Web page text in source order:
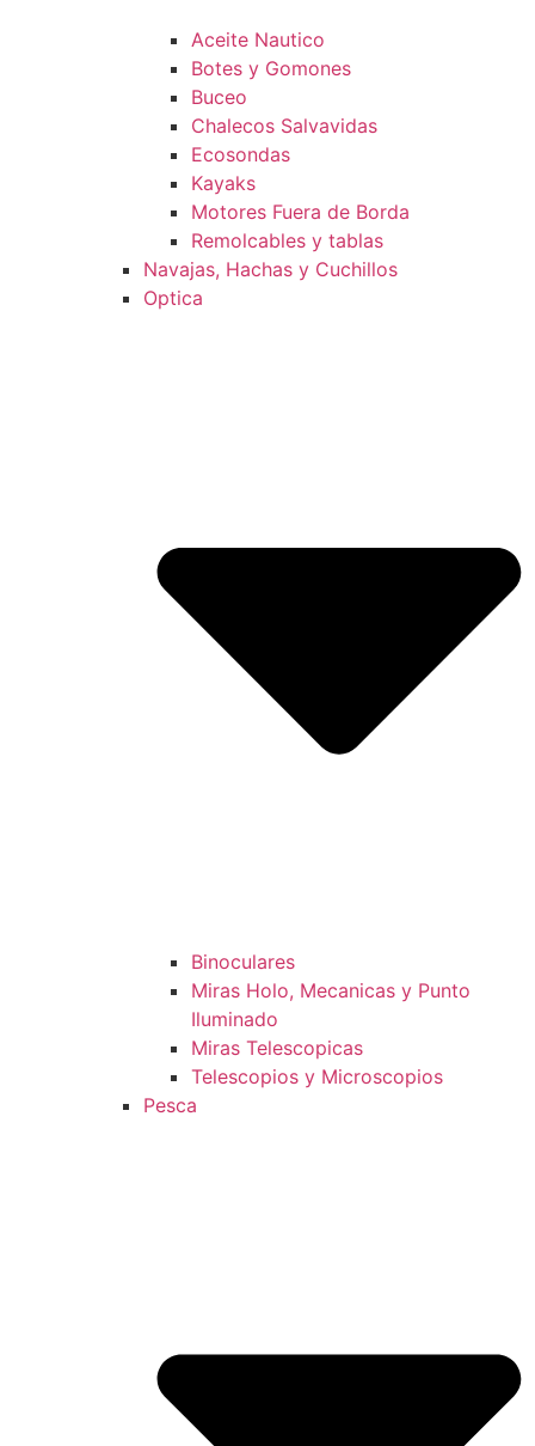
Aceite Nautico
Botes y Gomones
Buceo
Chalecos Salvavidas
Ecosondas
Kayaks
Motores Fuera de Borda
Remolcables y tablas
Navajas, Hachas y Cuchillos
Optica
Binoculares
Miras Holo, Mecanicas y Punto
Iluminado
Miras Telescopicas
Telescopios y Microscopios
Pesca